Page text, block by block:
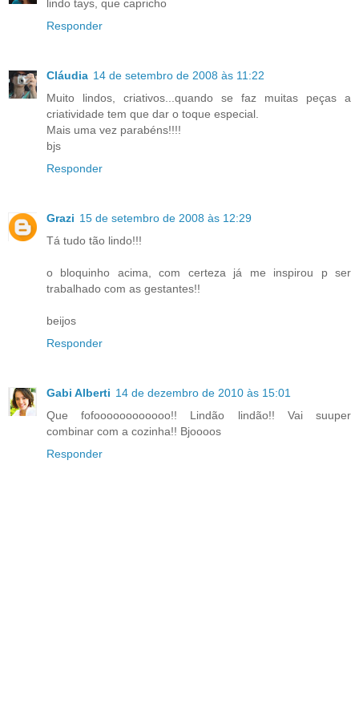
lindo tays, que capricho
Responder
Cláudia 14 de setembro de 2008 às 11:22
Muito lindos, criativos...quando se faz muitas peças a
criatividade tem que dar o toque especial.
Mais uma vez parabéns!!!!
bjs
Responder
Grazi 15 de setembro de 2008 às 12:29
Tá tudo tão lindo!!!
o bloquinho acima, com certeza já me inspirou p ser
trabalhado com as gestantes!!
beijos
Responder
Gabi Alberti 14 de dezembro de 2010 às 15:01
Que fofoooooooooooo!! Lindão lindão!! Vai suuper
combinar com a cozinha!! Bjoooos
Responder